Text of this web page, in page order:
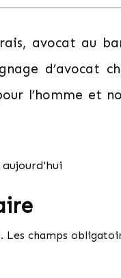
avocat au
d’avocat
l’homme et
aujourd'hui
Les champs